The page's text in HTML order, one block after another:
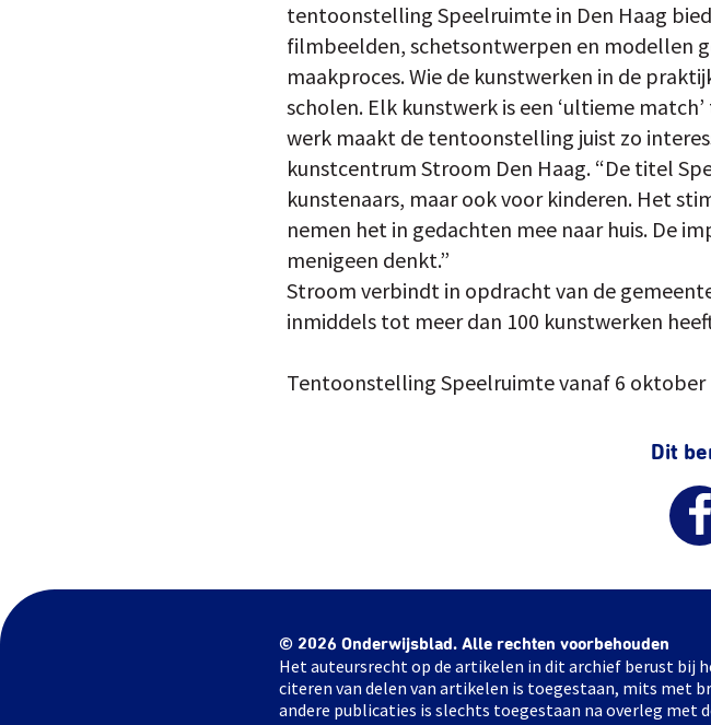
tentoonstelling Speelruimte in Den Haag
filmbeelden, schetsontwerpen en modellen
maakproces. Wie de kunstwerken in de
scholen. Elk kunstwerk is een ‘ultieme
werk maakt de tentoonstelling juist zo
kunstcentrum Stroom Den Haag. “De titel
kunstenaars, maar ook voor kinderen. Het
nemen het in gedachten mee naar huis. De
menigeen denkt.”
Stroom verbindt in opdracht van de
inmiddels tot meer dan 100 kunstwerken
Tentoonstelling Speelruimte vanaf 6
Dit
© 2026 Onderwijsblad. Alle rechten voorbehouden
Het auteursrecht op de artikelen in dit archief berust bij
citeren van delen van artikelen is toegestaan, mits met
andere publicaties is slechts toegestaan na overleg met